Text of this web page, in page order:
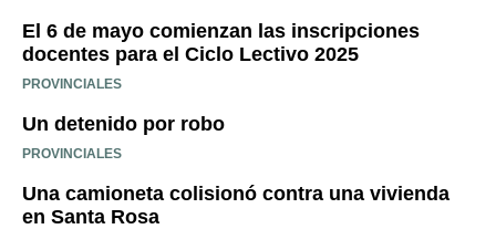
El 6 de mayo comienzan las inscripciones
docentes para el Ciclo Lectivo 2025
PROVINCIALES
Un detenido por robo
PROVINCIALES
Una camioneta colisionó contra una vivienda
en Santa Rosa